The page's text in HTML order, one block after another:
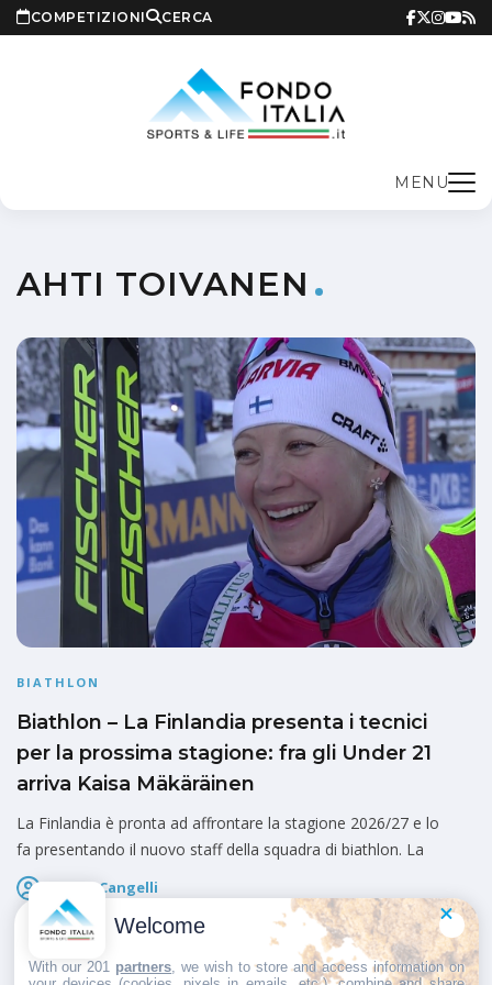
COMPETIZIONI CERCA
MENU
AHTI TOIVANEN
BIATHLON
Biathlon – La Finlandia presenta i tecnici
per la prossima stagione: fra gli Under 21
arriva Kaisa Mäkäräinen
La Finlandia è pronta ad affrontare la stagione 2026/27 e lo
fa presentando il nuovo staff della squadra di biathlon. La
Marco Cangelli
Pubblicato il
Welcome
With our 201 partners , we wish to store and access information on